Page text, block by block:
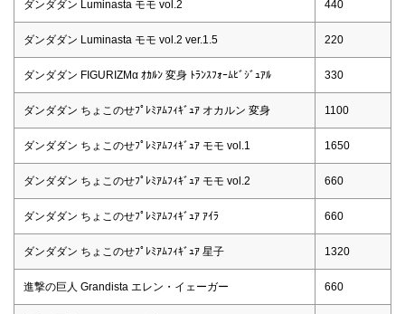
ダンダダン Luminasta モモ vol.2 440
ダンダダン Luminasta モモ vol.2 ver.1.5 220
ダンダダン FIGURIZMα ｵｶﾙﾝ 変身 ﾄﾗﾝｽﾌｫｰﾑﾋﾞｼﾞｭｱﾙ 330
ダンダダン ちょこのせﾌﾟﾚﾐｱﾑﾌｨｷﾞｭｱ オカルン 変身 1100
ダンダダン ちょこのせﾌﾟﾚﾐｱﾑﾌｨｷﾞｭｱ モモ vol.1 1650
ダンダダン ちょこのせﾌﾟﾚﾐｱﾑﾌｨｷﾞｭｱ モモ vol.2 660
ダンダダン ちょこのせﾌﾟﾚﾐｱﾑﾌｨｷﾞｭｱ ｱｲﾗ 660
ダンダダン ちょこのせﾌﾟﾚﾐｱﾑﾌｨｷﾞｭｱ 星子 1320
進撃の巨人 Grandista エレン・イェーガー 660